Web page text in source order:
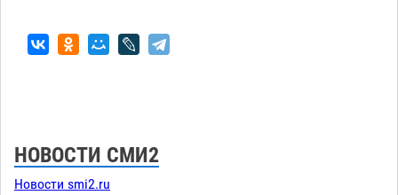
НОВОСТИ СМИ2
Новости smi2.ru